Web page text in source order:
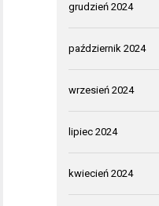
grudzień 2024
październik 2024
wrzesień 2024
lipiec 2024
kwiecień 2024